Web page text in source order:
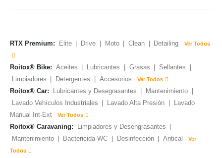
RTX Premium: Elite Drive Moto Clean Detailing Ver Todos
Roitox® Bike: Aceites Lubricantes Grasas Sellantes
Limpiadores
Detergentes Accesorios Ver Todos
Roitox® Car: Lubricantes y Desegrasantes Mantenimiento
Lavado Vehículos Industriales
Lavado Alta Presión
Lavado
Manual Int-Ext
Ver Todos
Roitox® Caravaning: Limpiadores y Desengrasantes
Mantenimiento
Bactericida-WC Desinfección Antical
Ver
Todos